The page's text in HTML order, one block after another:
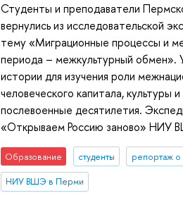
Студенты и преподаватели
вернулись из исследовательской
тему «Миграционные процессы и
периода – межкультурный обмен».
истории для изучения роли
человеческого капитала, культуры
послевоенные десятилетия.
«Открываем Россию заново» НИУ
Образование студенты репортаж о
НИУ ВШЭ в Перми